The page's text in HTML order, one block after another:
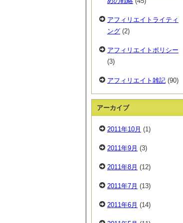
アフィリエイトライティ
ング (2)
アフィリエイトポリシー
(3)
アフィリエイト雑記 (90)
アーカイブ
2011年10月 (1)
2011年9月 (3)
2011年8月 (12)
2011年7月 (13)
2011年6月 (14)